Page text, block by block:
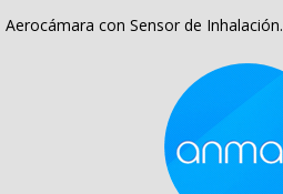
Aerocámara con Sensor de Inhalación.